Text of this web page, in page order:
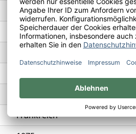
2010-2035
trocken
Pessac-Léognan
Frankreich